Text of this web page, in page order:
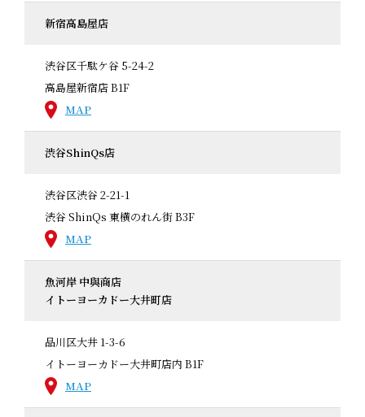
新宿高島屋店
渋谷区千駄ケ谷 5-24-2
高島屋新宿店 B1F
MAP
渋谷ShinQs店
渋谷区渋谷 2-21-1
渋谷 ShinQs 東横のれん街 B3F
MAP
魚河岸 中與商店
イトーヨーカドー大井町店
品川区大井 1-3-6
イトーヨーカドー大井町店内 B1F
MAP